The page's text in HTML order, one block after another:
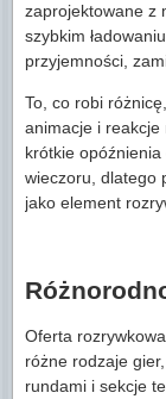
zaprojektowane z
szybkim
przyjemności,
To, co robi
animacje i reakcje
krótkie
wieczoru, dlatego
jako element
Oferta
różne rodzaje
rundami i sekcje